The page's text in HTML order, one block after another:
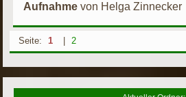
Aufnahmevon Helga Zinnecker
Seite: 1 2